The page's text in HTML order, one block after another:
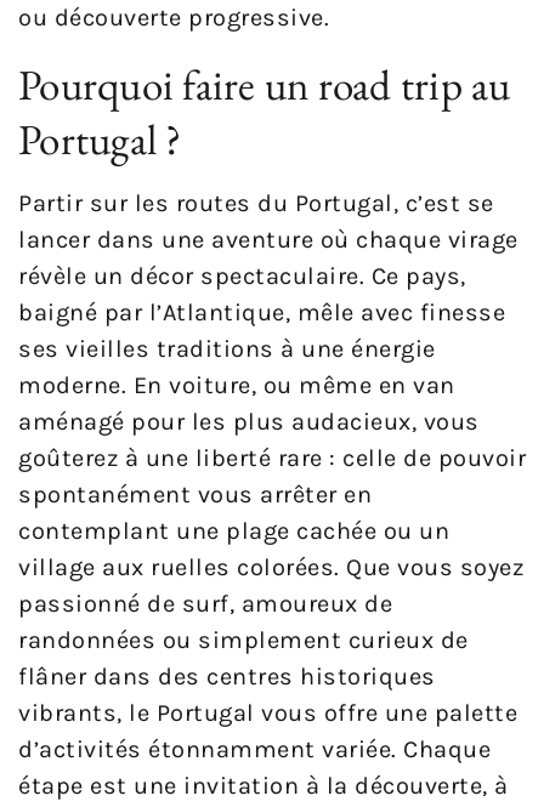
ou découverte progressive.
Pourquoi faire un road trip au
Portugal ?
Partir sur les routes du Portugal, c’est se
lancer dans une aventure où chaque virage
révèle un décor spectaculaire. Ce pays,
baigné par l’Atlantique, mêle avec finesse
ses vieilles traditions à une énergie
moderne. En voiture, ou même en van
aménagé pour les plus audacieux, vous
goûterez à une liberté rare : celle de pouvoir
spontanément vous arrêter en
contemplant une plage cachée ou un
village aux ruelles colorées. Que vous soyez
passionné de surf, amoureux de
randonnées ou simplement curieux de
flâner dans des centres historiques
vibrants, le Portugal vous offre une palette
d’activités étonnamment variée. Chaque
étape est une invitation à la découverte, à